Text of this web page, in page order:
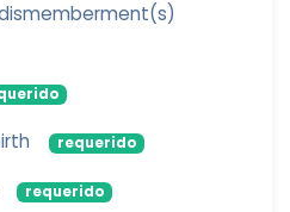
requerido
requerido